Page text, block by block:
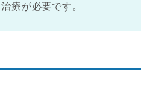
療が必要です。